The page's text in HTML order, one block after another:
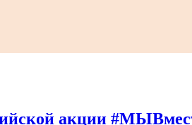
акции